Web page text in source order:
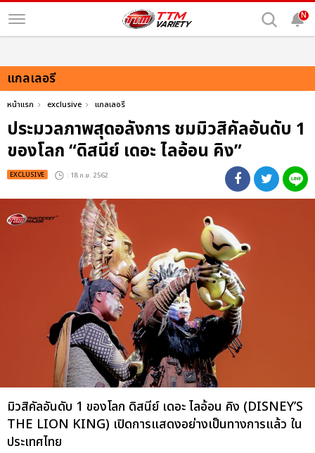
N
แกลเลอรี
หน้าแรก exclusive แกลเลอรี
ประมวลภาพสุดอลังการ ชมมิวสิคัลอันดับ 1
ของโลก “ดิสนีย์ เดอะ ไลอ้อน คิง”
EXCLUSIVE : 18 ก.ย. 2562
มิวสิคัลอันดับ 1 ของโลก ดิสนีย์ เดอะ ไลอ้อน คิง (DISNEY’S
THE LION KING) เปิดการแสดงอย่างเป็นทางการแล้ว ใน
ประเทศไทย